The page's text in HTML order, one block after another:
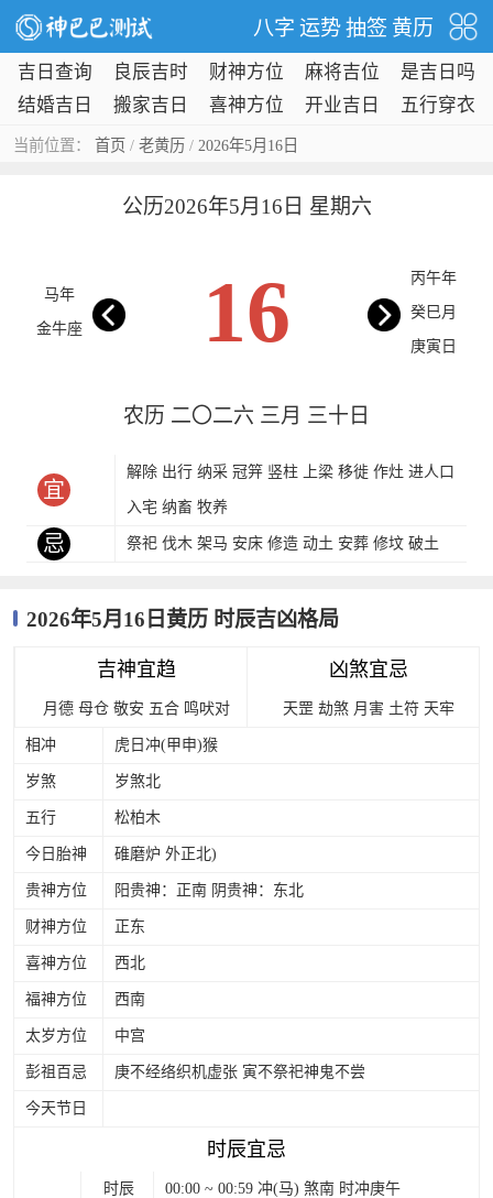
八字 运势 抽签 黄历
吉日查询 良辰吉时 财神方位 麻将吉位
是吉日吗
结婚吉日
搬家吉日 喜神方位 开业吉日 五行穿衣
当前位置： 首页 / 老黄历 / 2026年5月16日
公历2026年5月16日 星期六
马年
金牛座 16 丙午年
癸巳月
庚寅日
农历 二〇二六 三月 三十日
宜
解除 出行 纳采 冠笄 竖柱 上梁 移徙 作灶 进人口
入宅 纳畜 牧养
忌 祭祀 伐木 架马 安床 修造 动土 安葬 修坟 破土
2026年5月16日黄历 时辰吉凶格局
吉神宜趋
月德 母仓 敬安 五合 鸣吠对
凶煞宜忌
天罡 劫煞 月害 土符 天牢
相冲 虎日冲(甲申)猴
岁煞 岁煞北
五行 松柏木
今日胎神 碓磨炉 外正北)
贵神方位 阳贵神：正南 阴贵神：东北
财神方位 正东
喜神方位 西北
福神方位 西南
太岁方位 中宫
彭祖百忌 庚不经络织机虚张 寅不祭祀神鬼不尝
今天节日
时辰宜忌
时辰 00:00 ~ 00:59 冲(马) 煞南 时冲庚午